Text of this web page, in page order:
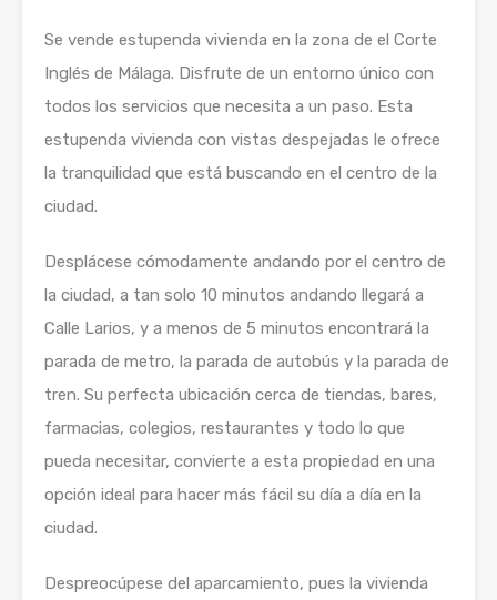
Se vende estupenda vivienda en la zona de el Corte
Inglés de Málaga. Disfrute de un entorno único con
todos los servicios que necesita a un paso. Esta
estupenda vivienda con vistas despejadas le ofrece
la tranquilidad que está buscando en el centro de la
ciudad.
Desplácese cómodamente andando por el centro de
la ciudad, a tan solo 10 minutos andando llegará a
Calle Larios, y a menos de 5 minutos encontrará la
parada de metro, la parada de autobús y la parada de
tren. Su perfecta ubicación cerca de tiendas, bares,
farmacias, colegios, restaurantes y todo lo que
pueda necesitar, convierte a esta propiedad en una
opción ideal para hacer más fácil su día a día en la
ciudad.
Despreocúpese del aparcamiento, pues la vivienda